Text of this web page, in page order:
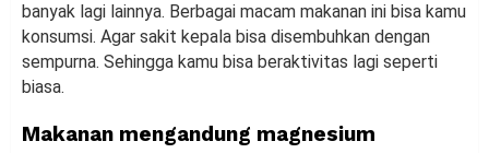
banyak lagi lainnya. Berbagai macam makanan ini bisa kamu
konsumsi. Agar sakit kepala bisa disembuhkan dengan
sempurna. Sehingga kamu bisa beraktivitas lagi seperti
biasa.
Makanan mengandung magnesium